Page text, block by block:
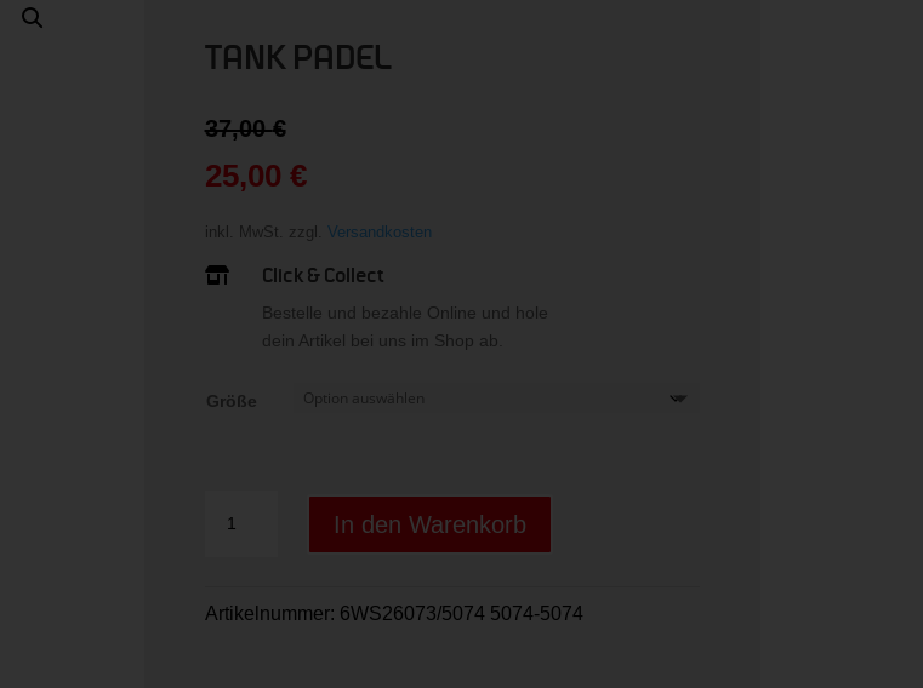
TANK PADEL
37,00€Preis
war:
37,00 €
25,00 €
Aktueller
Preis
ist:
25,00 €.
inkl. MwSt. zzgl. Versandkosten
 Click & Collect
Bestelle und bezahle Online und hole
dein Artikel bei uns im Shop ab.
Größe
PADEL
In den Warenkorb
Artikelnummer: 6WS26073/5074 5074-5074